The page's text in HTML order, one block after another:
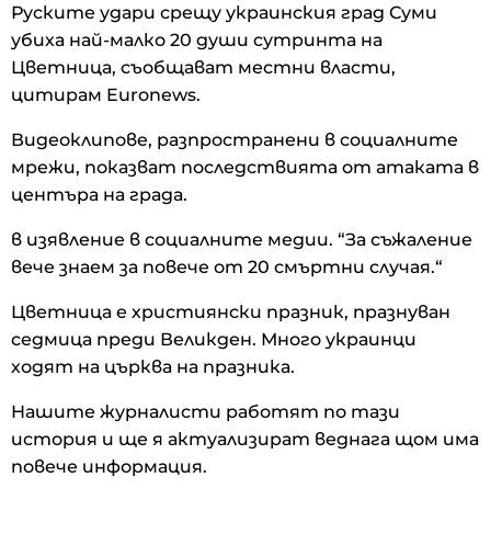
Руските удари срещу украинския град Суми
убиха най-малко 20 души сутринта на
Цветница, съобщават местни власти,
цитирам Euronews.
Видеоклипове, разпространени в социалните
мрежи, показват последствията от атаката в
центъра на града.
в изявление в социалните медии. “За съжаление
вече знаем за повече от 20 смъртни случая.“
Цветница е християнски празник, празнуван
седмица преди Великден. Много украинци
ходят на църква на празника.
Нашите журналисти работят по тази
история и ще я актуализират веднага щом има
повече информация.